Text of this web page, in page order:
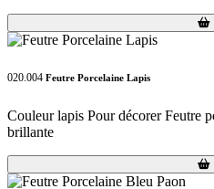
Loading...
Loading...
020.004 Feutre Porcelaine Lapis
Couleur lapis Pour décorer Feutre
brillante
Loading...
Loading...